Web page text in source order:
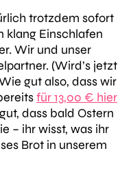
trotzdem sofort
klang Einschlafen
Wir und unser
(Wird’s jetzt
gut also, dass wir
für 13,00 € hier
dass bald Ostern
– ihr wisst, was ihr
Brot in unserem